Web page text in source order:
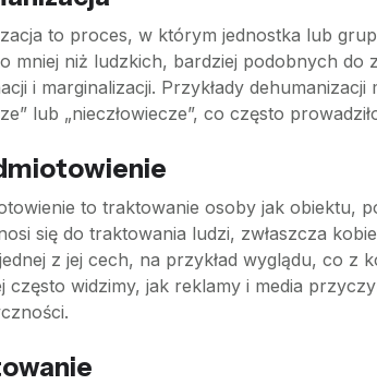
to proces, w którym jednostka lub
mniej niż ludzkich, bardziej podobnych do
i marginalizacji. Przykłady
lub „nieczłowiecze”, co często
to traktowanie osoby jak obiektu,
się do traktowania ludzi, zwłaszcza
z jej cech, na przykład wyglądu, co z
często widzimy, jak reklamy i media